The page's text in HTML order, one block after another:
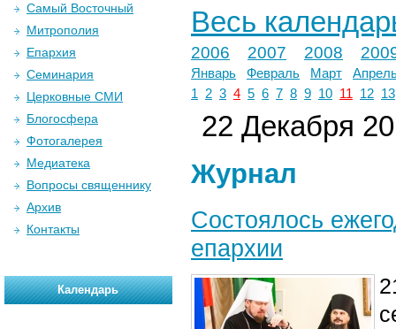
Весь
2006 2007 2008
Январь Февраль Март
1
2 3 4 5 6 7 8 9 10 11 12 13
22 Декабря
Журнал
Состоялось
епархии
Самый Восточный
Митрополия
Епархия
Семинария
Церковные СМИ
Блогосфера
Фотогалерея
Медиатека
Вопросы священнику
Архив
Контакты
Календарь